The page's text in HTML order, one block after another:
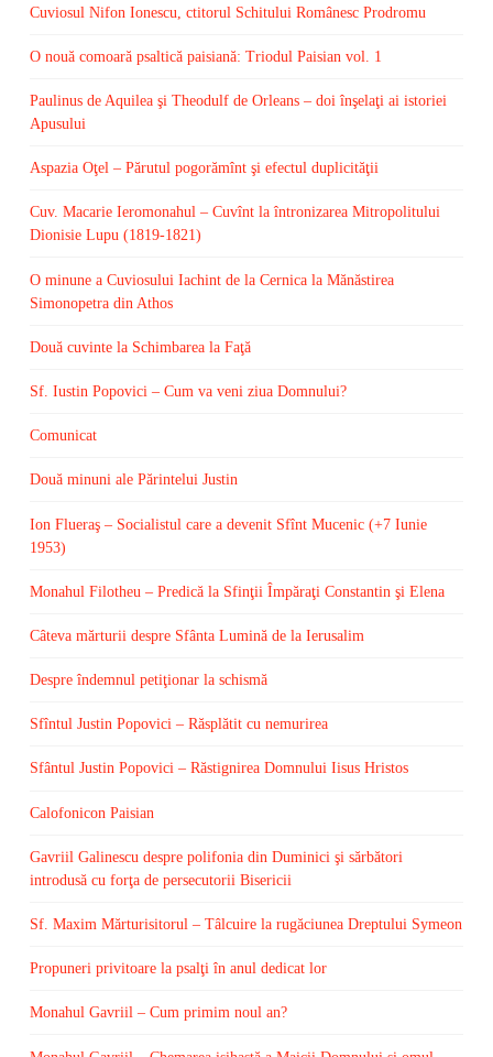
Cuviosul Nifon Ionescu, ctitorul Schitului Românesc Prodromu
O nouă comoară psaltică paisiană: Triodul Paisian vol. 1
Paulinus de Aquilea şi Theodulf de Orleans – doi înşelaţi ai istoriei
Apusului
Aspazia Oţel – Părutul pogorămînt şi efectul duplicităţii
Cuv. Macarie Ieromonahul – Cuvînt la întronizarea Mitropolitului
Dionisie Lupu (1819-1821)
O minune a Cuviosului Iachint de la Cernica la Mănăstirea
Simonopetra din Athos
Două cuvinte la Schimbarea la Faţă
Sf. Iustin Popovici – Cum va veni ziua Domnului?
Comunicat
Două minuni ale Părintelui Justin
Ion Flueraş – Socialistul care a devenit Sfînt Mucenic (+7 Iunie
1953)
Monahul Filotheu – Predică la Sfinţii Împăraţi Constantin şi Elena
Câteva mărturii despre Sfânta Lumină de la Ierusalim
Despre îndemnul petiţionar la schismă
Sfîntul Justin Popovici – Răsplătit cu nemurirea
Sfântul Justin Popovici – Răstignirea Domnului Iisus Hristos
Calofonicon Paisian
Gavriil Galinescu despre polifonia din Duminici şi sărbători
introdusă cu forţa de persecutorii Bisericii
Sf. Maxim Mărturisitorul – Tâlcuire la rugăciunea Dreptului Symeon
Propuneri privitoare la psalţi în anul dedicat lor
Monahul Gavriil – Cum primim noul an?